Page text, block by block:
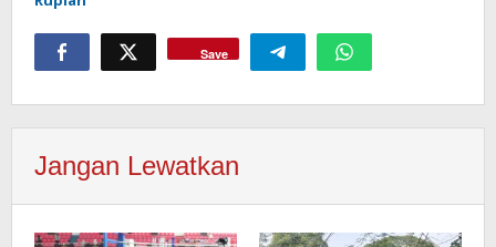
Save
Jangan Lewatkan